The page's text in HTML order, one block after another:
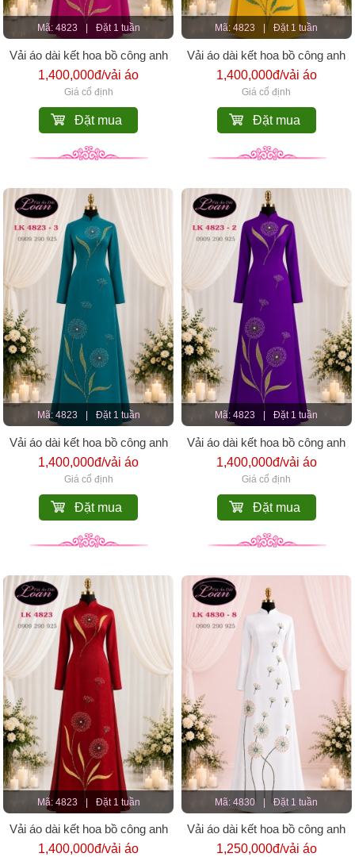
Mã: 4823 Đặt 1 tuần
Vải áo dài kết hoa bồ công anh
1,400,000đ/vải áo
Giá cố định
Đặt mua
Mã: 4823 Đặt 1 tuần
Vải áo dài kết hoa bồ công anh
1,400,000đ/vải áo
Giá cố định
Đặt mua
Mã: 4823 Đặt 1 tuần
Vải áo dài kết hoa bồ công anh
1,400,000đ/vải áo
Giá cố định
Đặt mua
Mã: 4823 Đặt 1 tuần
Vải áo dài kết hoa bồ công anh
1,400,000đ/vải áo
Giá cố định
Đặt mua
Mã: 4823 | Đặt 1 tuần
Vải áo dài kết hoa bồ công anh
1,400,000đ/vải áo
Mã: 4830 | Đặt 1 tuần
Vải áo dài kết hoa bồ công anh
1,250,000đ/vải áo